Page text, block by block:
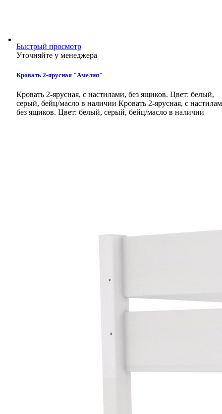
Быстрый просмотр
Уточняйте у менеджера
Кровать 2-ярусная "Амелия"
Кровать 2-ярусная, с настилами, без ящиков. Цвет: белый,
серый, бейц/масло в наличии Кровать 2-ярусная, с
без ящиков. Цвет: белый, серый, бейц/масло в наличии